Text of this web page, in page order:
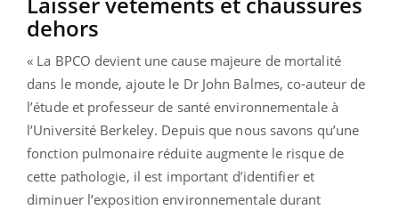
dehors
« La BPCO devient une cause majeure de mortalité
dans le monde, ajoute le Dr John Balmes, co-auteur de
l’étude et professeur de santé environnementale à
l’Université Berkeley. Depuis que nous savons qu’une
fonction pulmonaire réduite augmente le risque de
cette pathologie, il est important d’identifier et
diminuer l’exposition environnementale durant